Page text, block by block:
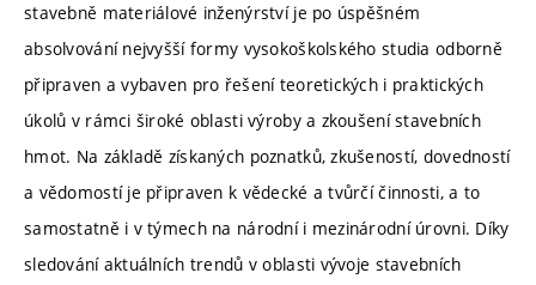
stavebně materiálové inženýrství je po úspěšném
absolvování nejvyšší formy vysokoškolského studia odborně
připraven a vybaven pro řešení teoretických i praktických
úkolů v rámci široké oblasti výroby a zkoušení stavebních
hmot. Na základě získaných poznatků, zkušeností, dovedností
a vědomostí je připraven k vědecké a tvůrčí činnosti, a to
samostatně i v týmech na národní i mezinárodní úrovni. Díky
sledování aktuálních trendů v oblasti vývoje stavebních